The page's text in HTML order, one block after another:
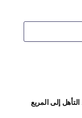
إلى المربع